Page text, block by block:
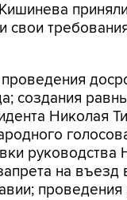
свои
создания
Николая
руководства
на